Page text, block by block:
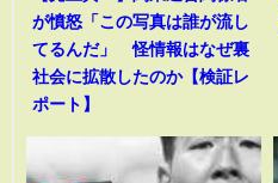
が憤怒「この写真は誰が流し
てるんだ」 怪情報はなぜ裏
社会に拡散したのか【検証レ
ポート】